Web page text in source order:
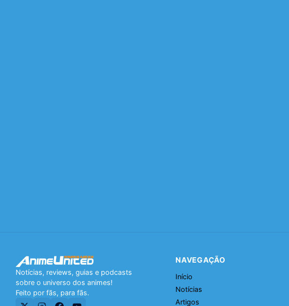
Notícias, reviews, guias e podcasts
sobre o universo dos animes!
Feito por fãs, para fãs.
NAVEGAÇÃO
Início
Notícias
Artigos